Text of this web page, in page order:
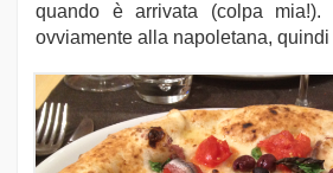
quando è arrivata (colpa
ovviamente alla napoletana,